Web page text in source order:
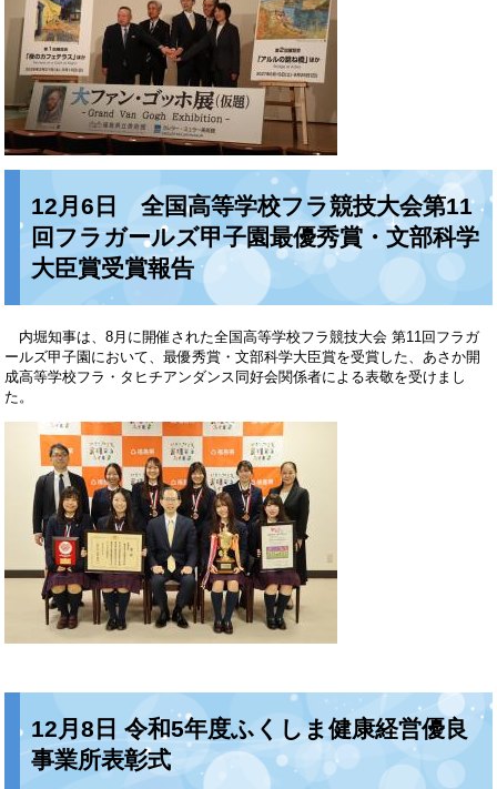
12月6日 全国高等学校フラ競技大会第11
回フラガールズ甲子園最優秀賞・文部科学
大臣賞受賞報告
内堀知事は、8月に開催された全国高等学校フラ競技大会 第11回フラガ
ールズ甲子園において、最優秀賞・文部科学大臣賞を受賞した、あさか開
成高等学校フラ・タヒチアンダンス同好会関係者による表敬を受けまし
た。
12月8日 令和5年度ふくしま健康経営優良
事業所表彰式